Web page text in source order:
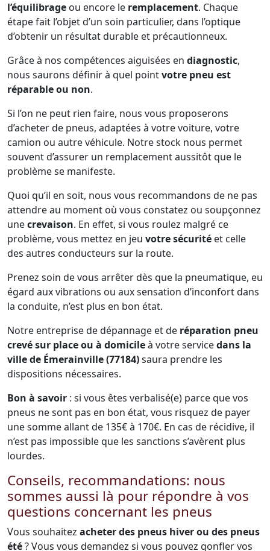
l’équilibrage ou encore le remplacement. Chaque
étape fait l’objet d’un soin particulier, dans l’optique
d’obtenir un résultat durable et précautionneux.
Grâce à nos compétences aiguisées en diagnostic,
nous saurons définir à quel pointvotre pneu est
réparable ou non.
Si l’on ne peut rien faire, nous vous proposerons
d’acheter de pneus, adaptées à votre voiture, votre
camion ou autre véhicule. Notre stock nous permet
souvent d’assurer un remplacement aussitôt que le
problème se manifeste.
Quoi qu’il en soit, nous vous recommandons de ne pas
attendre au moment où vous constatez ou soupçonnez
unecrevaison. En effet, si vous roulez malgré ce
problème, vous mettez en jeu votre sécurité et celle
des autres conducteurs sur la route.
Prenez soin de vous arrêter dès que la pneumatique, eu
égard aux vibrations ou aux sensation d’inconfort dans
la conduite, n’est plus en bon état.
Notre entreprise de dépannage et de réparation pneu
crevé sur place ou à domicileà votre servicedans la
ville de Émerainville (77184)saura prendre les
dispositions nécessaires.
Bon à savoir : si vous êtes verbalisé(e) parce que vos
pneus ne sont pas en bon état, vous risquez de payer
une somme allant de 135€ à 170€. En cas de récidive, il
n’est pas impossible que les sanctions s’avèrent plus
lourdes.
Conseils, recommandations: nous
sommes aussi là pour répondre à vos
questions concernant les pneus
Vous souhaitez acheter des pneus hiver ou des pneus
été? Vous vous demandez si vous pouvez gonfler vos